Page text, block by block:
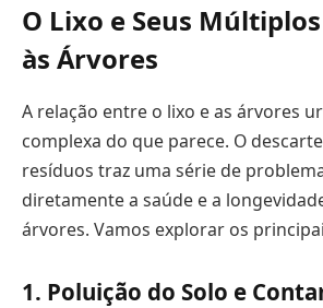
O Lixo e Seus
às Árvores
A relação entre o lixo e as árvores
complexa do que parece. O
resíduos traz uma série de
diretamente a saúde e a
árvores. Vamos explorar os
1. Poluição do Solo e